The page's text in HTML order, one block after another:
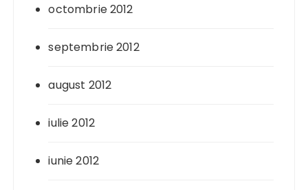
octombrie 2012
septembrie 2012
august 2012
iulie 2012
iunie 2012